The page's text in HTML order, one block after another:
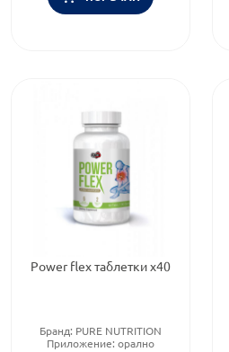
Power flex таблетки х40
Бранд: PURE NUTRITION
Приложение: орално